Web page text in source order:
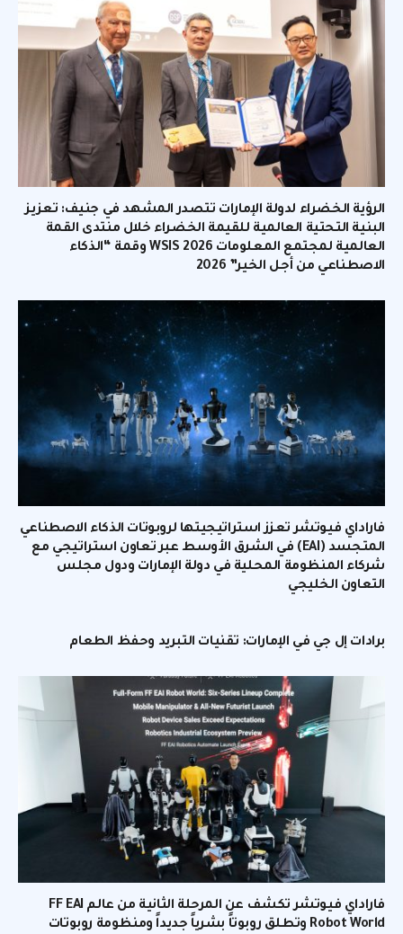
الرؤية الخضراء لدولة الإمارات تتصدر المشهد في جنيف: تعزيز
البنية التحتية العالمية للقيمة الخضراء خلال منتدى القمة
العالمية لمجتمع المعلومات WSIS 2026 وقمة “الذكاء
الاصطناعي من أجل الخير” 2026
فاراداي فيوتشر تعزز استراتيجيتها لروبوتات الذكاء الاصطناعي
المتجسد (EAI) في الشرق الأوسط عبر تعاون استراتيجي مع
شركاء المنظومة المحلية في دولة الإمارات ودول مجلس
التعاون الخليجي
برادات إل جي في الإمارات: تقنيات التبريد وحفظ الطعام
فاراداي فيوتشر تكشف عن المرحلة الثانية من عالم FF EAI
Robot World وتطلق روبوتاً بشرياً جديداً ومنظومة روبوتات